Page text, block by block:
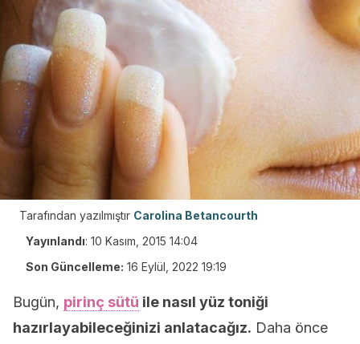
Tarafından yazılmıştır Carolina Betancourth
Yayınlandı: 10 Kasım, 2015 14:04
Son Güncelleme: 16 Eylül, 2022 19:19
Bugün, pirinç sütü ile nasıl yüz toniği
hazırlayabileceğinizi anlatacağız. Daha önce